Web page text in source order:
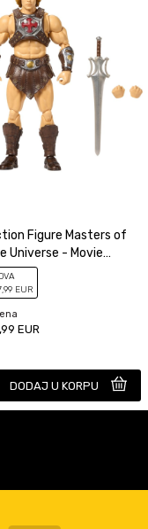
Figure Masters of
Universe - Movie
- He-Man
,99 EUR
EUR
DODAJ U KORPU